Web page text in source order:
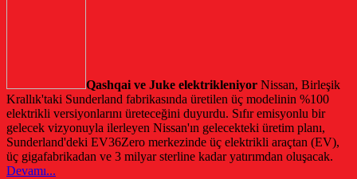
Qashqai ve Juke elektrikleniyor Nissan, Birleşik
Krallık'taki Sunderland fabrikasında üretilen üç modelinin %100
elektrikli versiyonlarını üreteceğini duyurdu. Sıfır emisyonlu bir
gelecek vizyonuyla ilerleyen Nissan'ın gelecekteki üretim planı,
Sunderland'deki EV36Zero merkezinde üç elektrikli araçtan (EV),
üç gigafabrikadan ve 3 milyar sterline kadar yatırımdan oluşacak.
Devamı...